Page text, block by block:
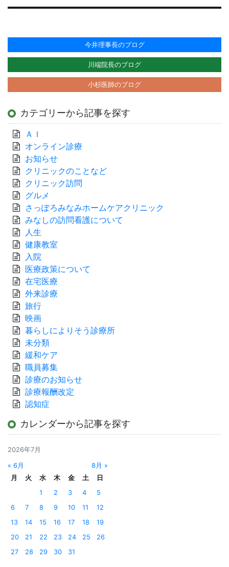
稿:
今井理事長のブログ
川端院長のブログ
小杉医師のブログ
カテゴリーから記事を探す
ＡＩ
オンライン診療
お知らせ
クリニックのことなど
クリニック訪問
グルメ
さっぽろみなみホームケアクリニック
みなしの訪問看護について
人生
健康教室
入院
医療政策について
在宅医療
外来診療
旅行
映画
暮らしによりそう診療所
未分類
緩和ケア
職員募集
診療のお知らせ
診療報酬改定
認知症
カレンダーから記事を探す
2026年7月
« 6月
8月 »
月
火 水 木 金 土
日
1
2 3 4
5
6
7 8 9 10 11
12
13
14 15 16 17 18
19
20
21 22 23 24 25
26
27
28 29 30 31